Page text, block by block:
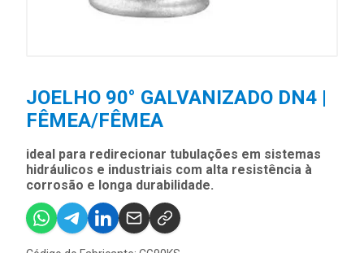
JOELHO 90° GALVANIZADO DN4 |
FÊMEA/FÊMEA
ideal para redirecionar tubulações em sistemas
hidráulicos e industriais com alta resistência à
corrosão e longa durabilidade.